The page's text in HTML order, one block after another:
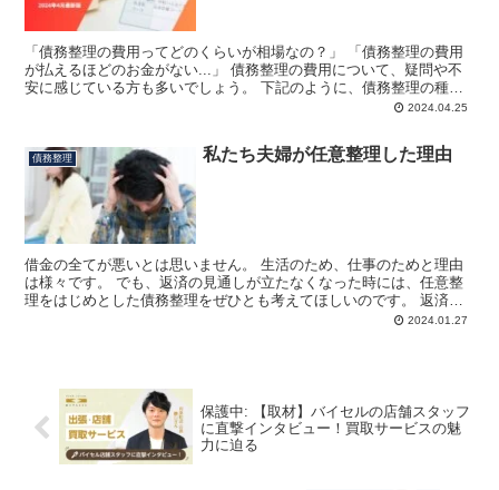
「債務整理の費用ってどのくらいが相場なの？」 「債務整理の費用
が払えるほどのお金がない...」 債務整理の費用について、疑問や不
安に感じている方も多いでしょう。 下記のように、債務整理の種類
2024.04.25
債務整理 私たち夫婦が任意整理した理由
借金の全てが悪いとは思いません。 生活のため、仕事のためと理由
は様々です。 でも、返済の見通しが立たなくなった時には、任意整
理をはじめとした債務整理をぜひとも考えてほしいのです。 返済が
きつくなり、夫婦で任意整理をしました。 実際にやってよ...2024.01.27
保護中: 【取材】バイセルの店舗スタッフ
に直撃インタビュー！買取サービスの魅
力に迫る